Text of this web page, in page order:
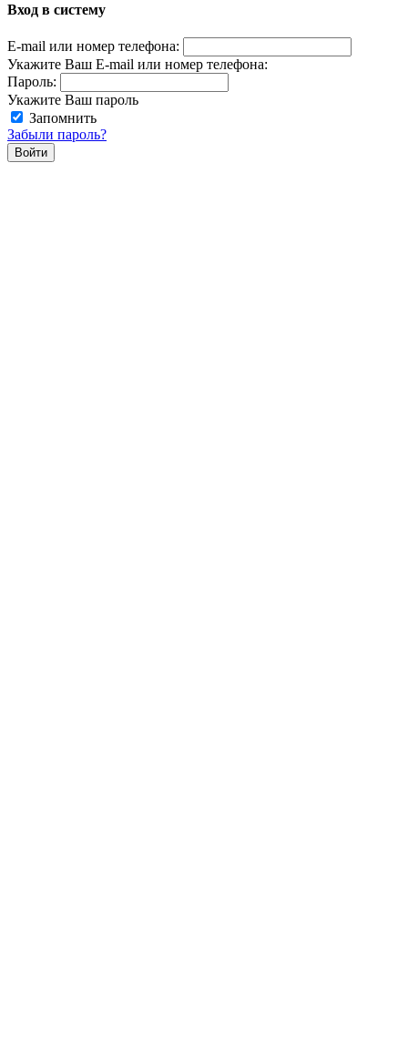
Вход в систему
E-mail или номер телефона:
Укажите Ваш E-mail или номер телефона:
Пароль:
Укажите Ваш пароль
Запомнить
Забыли пароль?